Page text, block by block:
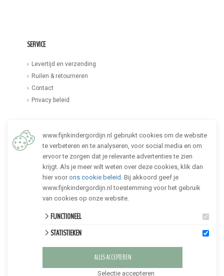
SERVICE
Levertijd en verzending
Ruilen & retourneren
Contact
Privacy beleid
Kom je er niet uit? Wij helpen je graag verder. Leeshiermeer
over persoonlijk advies, of neem direct contactmet ons op.
VOLG FIJNKINDERGORDIJN
www.fijnkindergordijn.nl gebruikt cookies om de website
te verbeteren en te analyseren, voor social media en om
ervoor te zorgen dat je relevante advertenties te zien
krijgt. Als je meer wilt weten over deze cookies, klik dan
hier voorons cookie beleid . Bij akkoord geef je
www.fijnkindergordijn.nl toestemming voor het gebruik
van cookies op onze website.
FUNCTIONEEL
STATISTIEKEN
Selectie accepteren
ALLES ACCEPTEREN